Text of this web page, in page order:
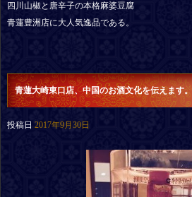
四川山椒と唐辛子の本格麻婆豆腐
青蓮豊洲店に大人気逸品である。
青蓮大崎東口店、中国のお酒文化を伝えます。
投稿日 2017年9月30日